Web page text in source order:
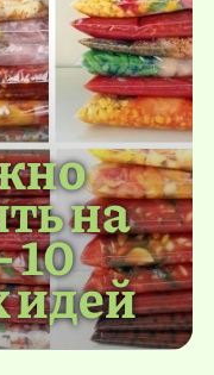
на
идей